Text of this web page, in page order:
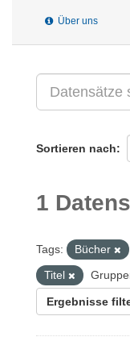
Über uns
Sortieren nach
1
Tags: Bücher
Titel
Ergebnisse